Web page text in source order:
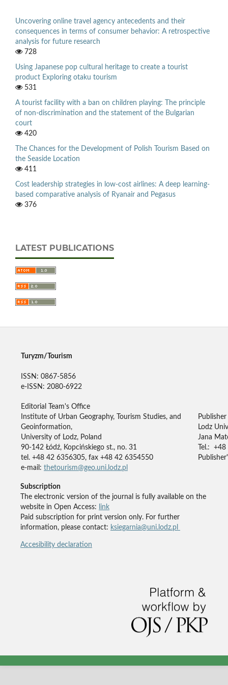
Uncovering online travel agency antecedents and their
consequences in terms of consumer behavior: A retrospective
analysis for future research
728
Using Japanese pop cultural heritage to create a tourist
product Exploring otaku tourism
531
A tourist facility with a ban on children playing: The principle
of non-discrimination and the statement of the Bulgarian
court
420
The Chances for the Development of Polish Tourism Based on
the Seaside Location
411
Cost leadership strategies in low-cost airlines: A deep learning-
based comparative analysis of Ryanair and Pegasus
376
LATEST PUBLICATIONS
Turyzm/Tourism
ISSN: 0867-5856
e-ISSN: 2080-6922
Editorial Team's Office
Institute of Urban Geography, Tourism Studies, and
Geoinformation,
University of Lodz, Poland
90-142 Łódź, Kopcińskiego st., no. 31
tel. +48 42 6356305, fax +48 42 6354550
e-mail: thetourism@geo.uni.lodz.pl
Publisher
Lodz
Jana
Tel.:
Subscription
The electronic version of the journal is fully available on the
website in Open Access:
link
Paid subscription for print version only. For further
information, please contact: ksiegarnia@uni.lodz.pl
Accesibility declaration